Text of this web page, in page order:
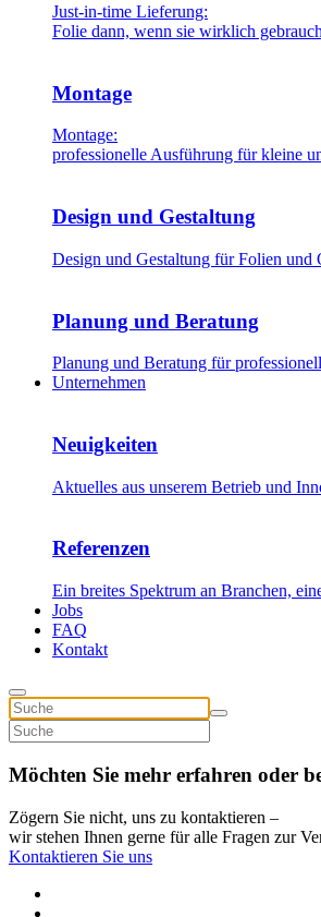
Just-in-time Lieferung:
Folie dann, wenn sie wirklich
Montage
Montage:
professionelle Ausführung für kleine
Design und Gestaltung
Design und Gestaltung für Folien und
Planung und Beratung
Planung und Beratung für
Unternehmen
Neuigkeiten
Aktuelles aus unserem Betrieb und
Referenzen
Ein breites Spektrum an Branchen,
Jobs
FAQ
Kontakt
Möchten Sie mehr erfahren oder
Zögern Sie nicht, uns zu kontaktieren –
wir stehen Ihnen gerne für alle Fragen zur
Kontaktieren Sie uns